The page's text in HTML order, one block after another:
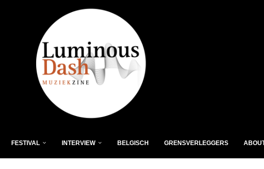
FESTIVAL INTERVIEW BELGISCH GRENSVERLEGGERS